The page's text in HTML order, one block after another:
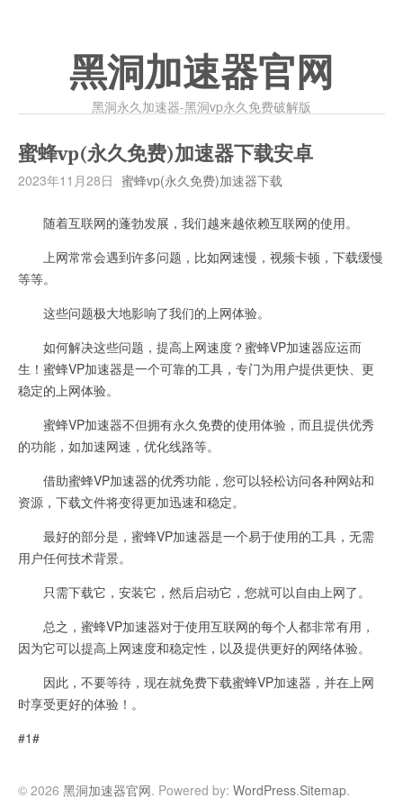
黑洞加速器官网
黑洞永久加速器-黑洞vp永久免费破解版
蜜蜂vp(永久免费)加速器下载安卓
2023年11月28日 蜜蜂vp(永久免费)加速器下载
随着互联网的蓬勃发展，我们越来越依赖互联网的使用。
上网常常会遇到许多问题，比如网速慢，视频卡顿，下载缓慢
等等。
这些问题极大地影响了我们的上网体验。
如何解决这些问题，提高上网速度？蜜蜂VP加速器应运而
生！蜜蜂VP加速器是一个可靠的工具，专门为用户提供更快、更
稳定的上网体验。
蜜蜂VP加速器不但拥有永久免费的使用体验，而且提供优秀
的功能，如加速网速，优化线路等。
借助蜜蜂VP加速器的优秀功能，您可以轻松访问各种网站和
资源，下载文件将变得更加迅速和稳定。
最好的部分是，蜜蜂VP加速器是一个易于使用的工具，无需
用户任何技术背景。
只需下载它，安装它，然后启动它，您就可以自由上网了。
总之，蜜蜂VP加速器对于使用互联网的每个人都非常有用，
因为它可以提高上网速度和稳定性，以及提供更好的网络体验。
因此，不要等待，现在就免费下载蜜蜂VP加速器，并在上网
时享受更好的体验！。
#1#
© 2026 黑洞加速器官网. Powered by: WordPress.Sitemap.